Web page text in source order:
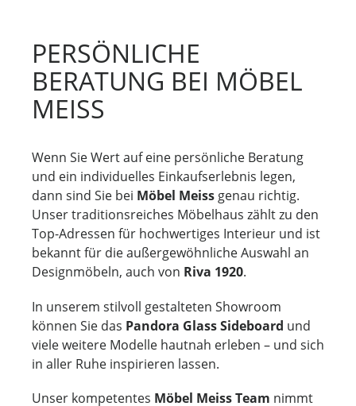
PERSÖNLICHE
BERATUNG BEI MÖBEL
MEISS
Wenn Sie Wert auf eine persönliche Beratung
und ein individuelles Einkaufserlebnis legen,
dann sind Sie bei Möbel Meiss genau richtig.
Unser traditionsreiches Möbelhaus zählt zu den
Top-Adressen für hochwertiges Interieur und ist
bekannt für die außergewöhnliche Auswahl an
Designmöbeln, auch von Riva 1920.
In unserem stilvoll gestalteten Showroom
können Sie das Pandora Glass Sideboard und
viele weitere Modelle hautnah erleben – und sich
in aller Ruhe inspirieren lassen.
Unser kompetentes Möbel Meiss Team nimmt